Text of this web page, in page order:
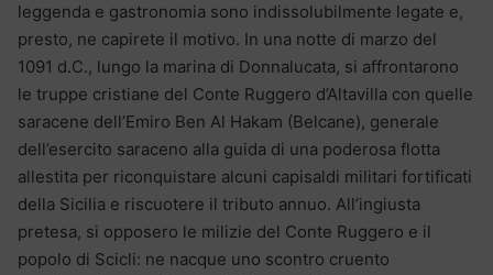
leggenda e gastronomia sono indissolubilmente legate e,
presto, ne capirete il motivo. In una notte di marzo del
1091 d.C., lungo la marina di Donnalucata, si affrontarono
le truppe cristiane del Conte Ruggero d’Altavilla con quelle
saracene dell’Emiro Ben Al Hakam (Belcane), generale
dell’esercito saraceno alla guida di una poderosa flotta
allestita per riconquistare alcuni capisaldi militari fortificati
della Sicilia e riscuotere il tributo annuo. All’ingiusta
pretesa, si opposero le milizie del Conte Ruggero e il
popolo di Scicli: ne nacque uno scontro cruento